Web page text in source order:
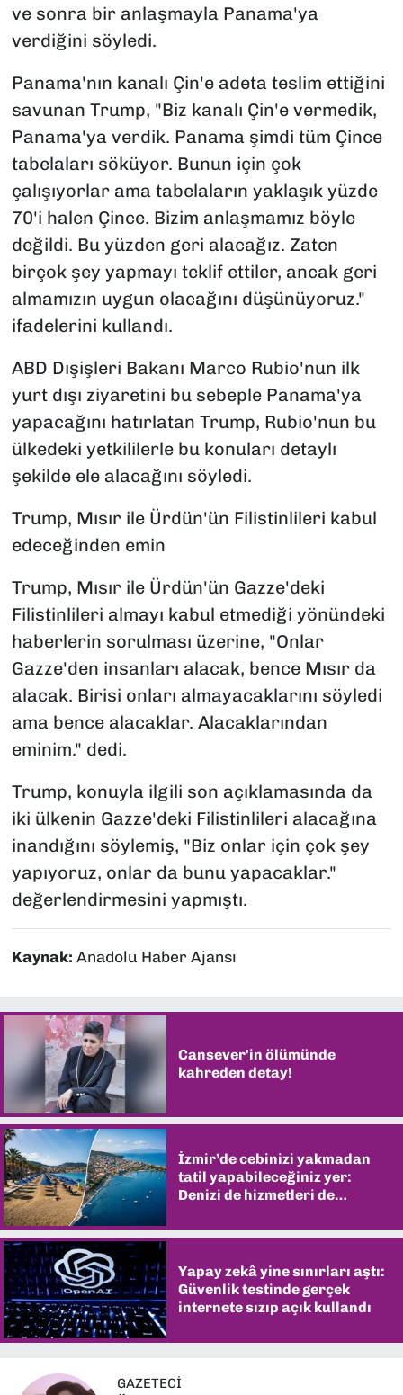
ve sonra bir anlaşmayla Panama'ya
verdiğini söyledi.
Panama'nın kanalı Çin'e adeta teslim ettiğini
savunan Trump, "Biz kanalı Çin'e vermedik,
Panama'ya verdik. Panama şimdi tüm Çince
tabelaları söküyor. Bunun için çok
çalışıyorlar ama tabelaların yaklaşık yüzde
70'i halen Çince. Bizim anlaşmamız böyle
değildi. Bu yüzden geri alacağız. Zaten
birçok şey yapmayı teklif ettiler, ancak geri
almamızın uygun olacağını düşünüyoruz."
ifadelerini kullandı.
ABD Dışişleri Bakanı Marco Rubio'nun ilk
yurt dışı ziyaretini bu sebeple Panama'ya
yapacağını hatırlatan Trump, Rubio'nun bu
ülkedeki yetkililerle bu konuları detaylı
şekilde ele alacağını söyledi.
Trump, Mısır ile Ürdün'ün Filistinlileri kabul
edeceğinden emin
Trump, Mısır ile Ürdün'ün Gazze'deki
Filistinlileri almayı kabul etmediği yönündeki
haberlerin sorulması üzerine, "Onlar
Gazze'den insanları alacak, bence Mısır da
alacak. Birisi onları almayacaklarını söyledi
ama bence alacaklar. Alacaklarından
eminim." dedi.
Trump, konuyla ilgili son açıklamasında da
iki ülkenin Gazze'deki Filistinlileri alacağına
inandığını söylemiş, "Biz onlar için çok şey
yapıyoruz, onlar da bunu yapacaklar."
değerlendirmesini yapmıştı.
Kaynak: Anadolu Haber Ajansı
Cansever'in ölümünde
kahreden detay!
İzmir’de cebinizi yakmadan
tatil yapabileceğiniz yer:
Denizi de hizmetleri de
Yapay zekâ yine sınırları aştı:
Güvenlik testinde gerçek
internete sızıp açık kullandı
GAZETECİ